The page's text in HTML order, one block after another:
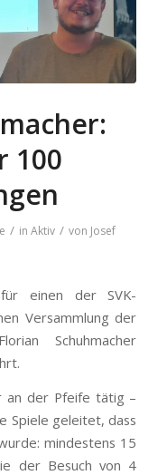
100
/ inAktiv / von Josef
einen der SVK-
Versammlung der
Schuhmacher
an der Pfeife tätig –
Spiele geleitet, dass
mindestens 15
der Besuch von 4